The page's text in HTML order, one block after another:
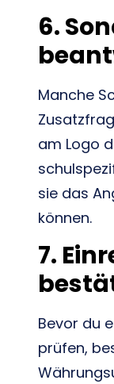
6.
Manche
am Logo
sie das
können.
7.
Bevor du
prüfen,